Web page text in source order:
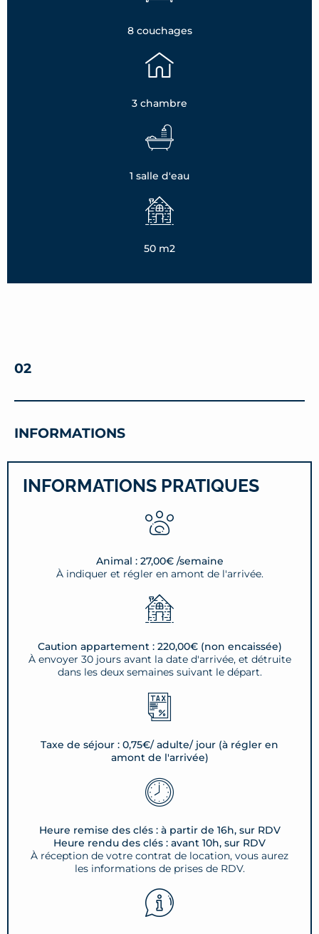
8 couchages
3 chambre
1 salle d'eau
50 m2
02
INFORMATIONS
INFORMATIONS PRATIQUES
Animal : 27,00€ /semaine
À indiquer et régler en amont de l'arrivée.
Caution appartement : 220,00€ (non encaissée)
À envoyer 30 jours avant la date d'arrivée, et détruite
dans les deux semaines suivant le départ.
Taxe de séjour : 0,75€/ adulte/ jour (à régler en
amont de l'arrivée)
Heure remise des clés : à partir de 16h, sur RDV
Heure rendu des clés : avant 10h, sur RDV
À réception de votre contrat de location, vous aurez
les informations de prises de RDV.